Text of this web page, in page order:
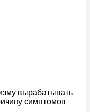
вырабатывать
симптомов